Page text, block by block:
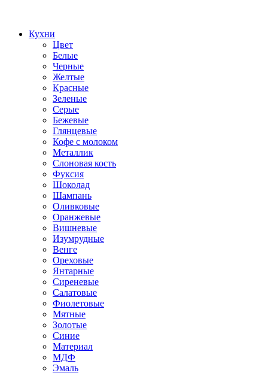
Кухни
Цвет
Белые
Черные
Желтые
Красные
Зеленые
Серые
Бежевые
Глянцевые
Кофе с молоком
Металлик
Слоновая кость
Фуксия
Шоколад
Шампань
Оливковые
Оранжевые
Вишневые
Изумрудные
Венге
Ореховые
Янтарные
Сиреневые
Салатовые
Фиолетовые
Мятные
Золотые
Синие
Материал
МДФ
Эмаль